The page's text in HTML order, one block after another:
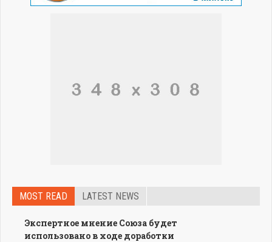
MOST READ LATEST NEWS
Экспертное мнение Союза будет
использовано в ходе доработки